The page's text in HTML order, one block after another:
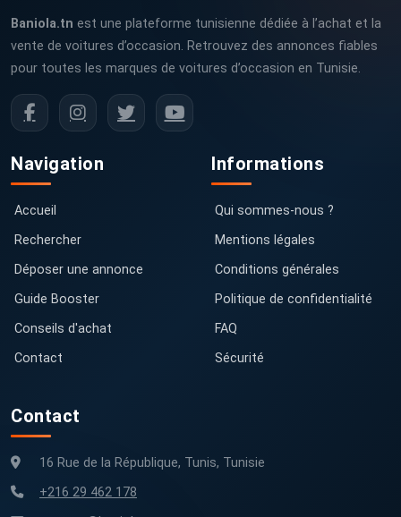
Baniola.tn est une plateforme tunisienne dédiée à l’achat et la
vente de voitures d’occasion. Retrouvez des annonces fiables
pour toutes les marques de voitures d’occasion en Tunisie.
Navigation
Accueil
Rechercher
Déposer une annonce
Guide Booster
Conseils d'achat
Contact
Informations
Qui sommes-nous ?
Mentions légales
Conditions générales
Politique de confidentialité
FAQ
Sécurité
Contact
16 Rue de la République, Tunis, Tunisie
+216 29 462 178